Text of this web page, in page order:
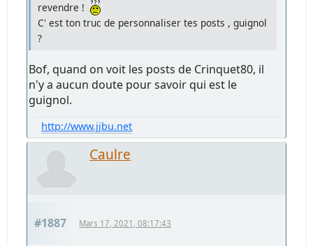
revendre !
C' est ton truc de personnaliser tes posts , guignol
?
Bof, quand on voit les posts de Crinquet80, il
n'y a aucun doute pour savoir qui est le
guignol.
http://www.jjbu.net
Caulre
#1887 Mars 17, 2021, 08:17:43